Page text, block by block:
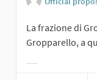
La frazione di
Gropparello, a